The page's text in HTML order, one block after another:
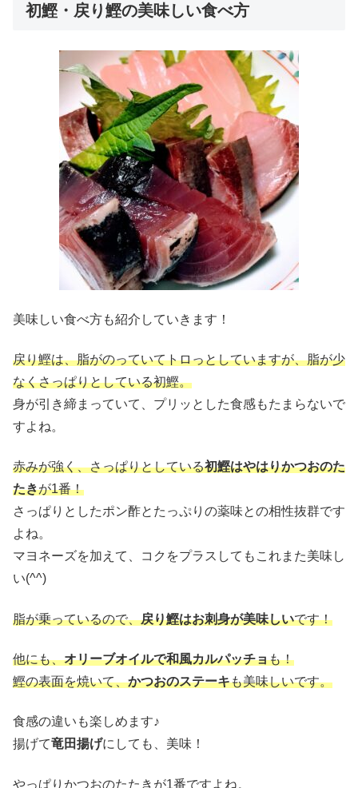
初鰹・戻り鰹の美味しい食べ方
美味しい食べ方も紹介していきます！
戻り鰹は、脂がのっていてトロっとしていますが、脂が少
なくさっぱりとしている初鰹。
身が引き締まっていて、プリッとした食感もたまらないで
すよね。
赤みが強く、さっぱりとしている初鰹はやはりかつおのた
たきが1番！
さっぱりとしたポン酢とたっぷりの薬味との相性抜群です
よね。
マヨネーズを加えて、コクをプラスしてもこれまた美味し
い(^^)
脂が乗っているので、戻り鰹はお刺身が美味しいです！
他にも、オリーブオイルで和風カルパッチョも！
鰹の表面を焼いて、かつおのステーキも美味しいです。
食感の違いも楽しめます♪
揚げて竜田揚げにしても、美味！
やっぱりかつおのたたきが1番ですよね。